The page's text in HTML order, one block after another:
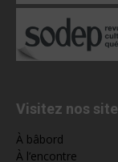
Visitez nos
À bâbord
À l’encontre